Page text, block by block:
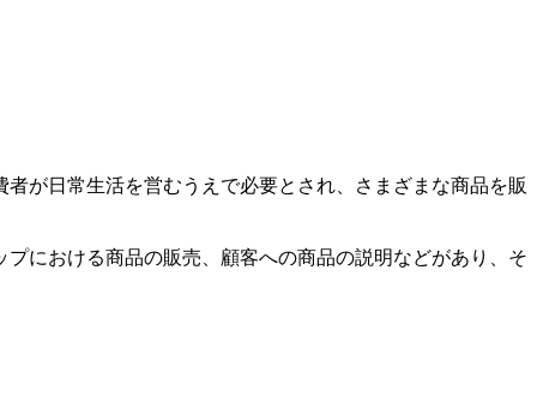
が日常生活を営むうえで必要とされ、さまざまな商品を販
における商品の販売、顧客への商品の説明などがあり、そ